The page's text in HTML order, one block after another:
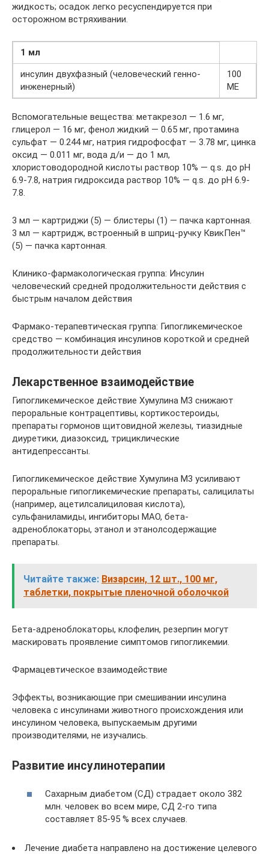
жидкость; осадок легко ресуспендируется при
осторожном встряхивании.
1 мл
инсулин двухфазный (человеческий генно-
инженерный)
100
МЕ
Вспомогательные вещества: метакрезол — 1.6 мг,
глицерол — 16 мг, фенол жидкий — 0.65 мг, протамина
сульфат — 0.244 мг, натрия гидрофосфат — 3.78 мг, цинка
оксид — 0.011 мг, вода д/и — до 1 мл,
хлористоводородной кислоты раствор 10% — q.s. до рН
6.9-7.8, натрия гидроксида раствор 10% — q.s. до рН 6.9-
7.8.
3 мл — картриджи (5) — блистеры (1) — пачка картонная.
3 мл — картридж, встроенный в шприц-ручку КвикПен™
(5) — пачка картонная.
Клинико-фармакологическая группа: Инсулин
человеческий средней продолжительности действия с
быстрым началом действия
Фармако-терапевтическая группа: Гипогликемическое
средство — комбинация инсулинов короткой и средней
продолжительности действия
Лекарственное взаимодействие
Гипогликемическое действие Хумулина М3 снижают
пероральные контрацептивы, кортикостероиды,
препараты гормонов щитовидной железы, тиазидные
диуретики, диазоксид, трициклические
антидепрессанты.
Гипогликемическое действие Хумулина М3 усиливают
пероральные гипогликемические препараты, салицилаты
(например, ацетилсалициловая кислота),
сульфаниламиды, ингибиторы МАО, бета-
адреноблокаторы, этанол и этанолсодержащие
препараты.
Читайте также: Визарсин, 12 шт., 100 мг,
таблетки, покрытые пленочной оболочкой
Бета-адреноблокаторы, клофелин, резерпин могут
маскировать проявление симптомов гипогликемии.
Фармацевтическое взаимодействие
Эффекты, возникающие при смешивании инсулина
человека с инсулинами животного происхождения или
инсулином человека, выпускаемым другими
производителями, не изучались.
Развитие инсулинотерапии
Сахарным диабетом (СД) страдает около 382
млн. человек во всем мире, СД 2-го типа
составляет 85-95 % всех случаев.
Лечение диабета направлено на достижение целевого